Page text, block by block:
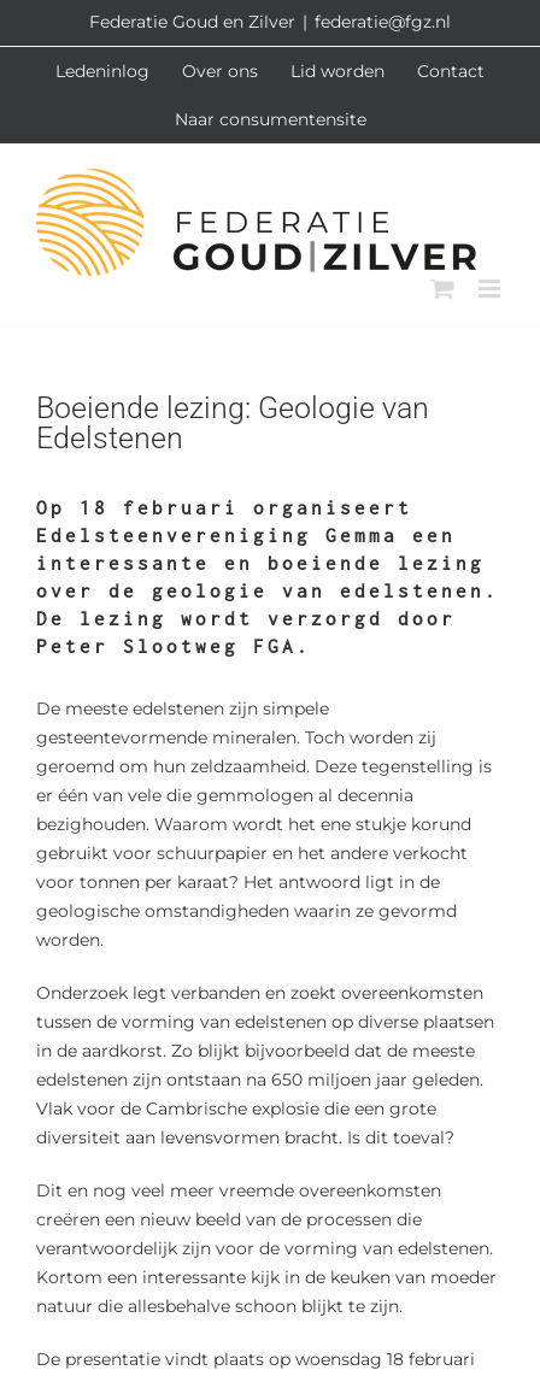
naar
inhoud
Federatie Goud en Zilver | federatie@fgz.nl
Ledeninlog Over ons Lid worden Contact
Naar consumentensite
Boeiende lezing: Geologie van
Edelstenen
Op 18 februari organiseert
Edelsteenvereniging Gemma een
interessante en boeiende lezing
over de geologie van edelstenen.
De lezing wordt verzorgd door
Peter Slootweg FGA.
De meeste edelstenen zijn simpele
gesteentevormende mineralen. Toch worden zij
geroemd om hun zeldzaamheid. Deze tegenstelling is
er één van vele die gemmologen al decennia
bezighouden. Waarom wordt het ene stukje korund
gebruikt voor schuurpapier en het andere verkocht
voor tonnen per karaat? Het antwoord ligt in de
geologische omstandigheden waarin ze gevormd
worden.
Onderzoek legt verbanden en zoekt overeenkomsten
tussen de vorming van edelstenen op diverse plaatsen
in de aardkorst. Zo blijkt bijvoorbeeld dat de meeste
edelstenen zijn ontstaan na 650 miljoen jaar geleden.
Vlak voor de Cambrische explosie die een grote
diversiteit aan levensvormen bracht. Is dit toeval?
Dit en nog veel meer vreemde overeenkomsten
creëren een nieuw beeld van de processen die
verantwoordelijk zijn voor de vorming van edelstenen.
Kortom een interessante kijk in de keuken van moeder
natuur die allesbehalve schoon blijkt te zijn.
De presentatie vindt plaats op woensdag 18 februari